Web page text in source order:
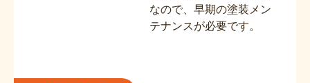
なので、早期の塗装メン
テナンスが必要です。